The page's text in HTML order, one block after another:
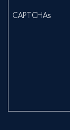
CAPTCHAs